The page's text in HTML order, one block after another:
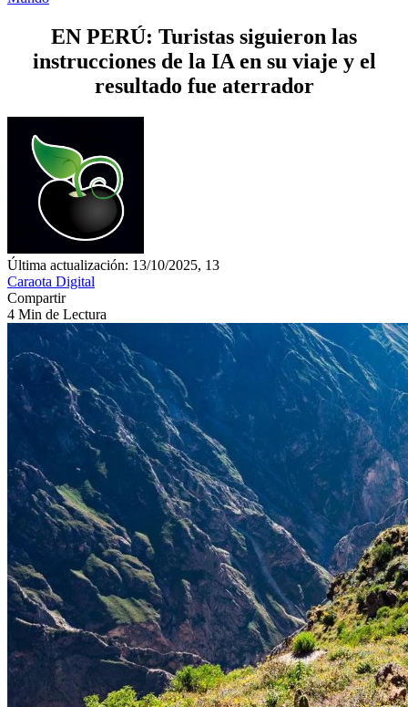
EN PERÚ: Turistas siguieron las
instrucciones de la IA en su viaje y el
resultado fue aterrador
Última actualización: 13/10/2025, 13
Caraota Digital
Compartir
4 Min de Lectura